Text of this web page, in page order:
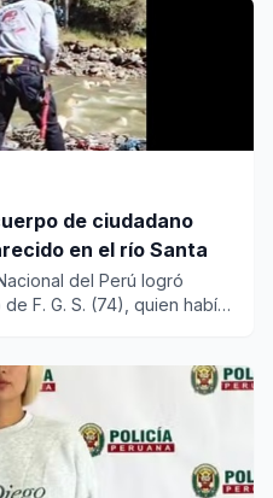
de ciudadano
reportado como desaparecido en el río Santa
del Perú logró
F. G. S. (74), quien había